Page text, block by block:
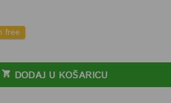
free
DODAJ U KOŠARICU